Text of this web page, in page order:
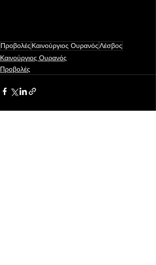
Προβολές Καινούργιος ΟυρανόςΛέσβος
Καινούργιος Ουρανός
Προβολές